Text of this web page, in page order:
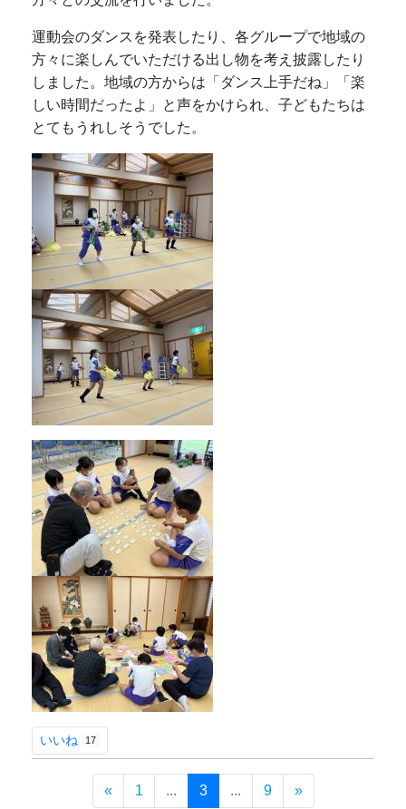
運動会のダンスを発表したり、各グループで地域の
方々に楽しんでいただける出し物を考え披露したり
しました。地域の方からは「ダンス上手だね」「楽
しい時間だったよ」と声をかけられ、子どもたちは
とてもうれしそうでした。
いいね 17
« 1 ... 3 ... 9 »